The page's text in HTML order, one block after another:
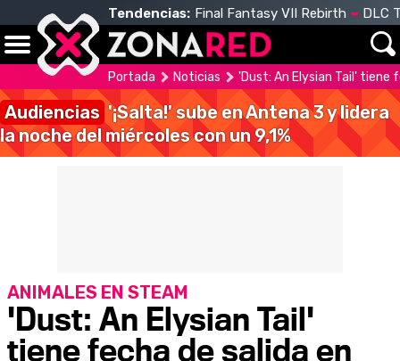
Tendencias: Final Fantasy VII Rebirth DLC
Portada Noticias 'Dust: An Elysian Tail' tiene
Audiencias '¡Salta!' sube en Antena 3 y lidera
la noche del miércoles con un 9,1%
'Dust: An Elysian Tail'
tiene fecha de salida en
ANIMALES EN STEAM